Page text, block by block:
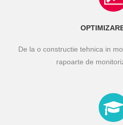
De la o constructie tehnica in
rapoarte de